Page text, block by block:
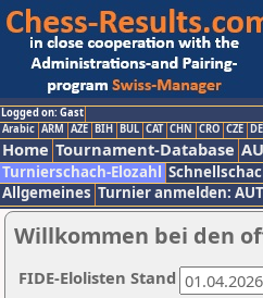
Logged on: Gast
Arabic ARM AZE BIH BUL CAT CHN CRO CZE
Home Tournament-Database
Turnierschach-Elozahl
Allgemeines Turnier anmelden: AUT
Willkommen bei den
FIDE-Elolisten Stand